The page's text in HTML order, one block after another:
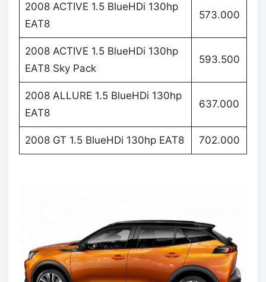
2008 ACTIVE 1.5 BlueHDi 130hp
EAT8
573.000
2008 ACTIVE 1.5 BlueHDi 130hp
EAT8 Sky Pack
593.500
2008 ALLURE 1.5 BlueHDi 130hp
EAT8
637.000
2008 GT 1.5 BlueHDi 130hp EAT8 702.000